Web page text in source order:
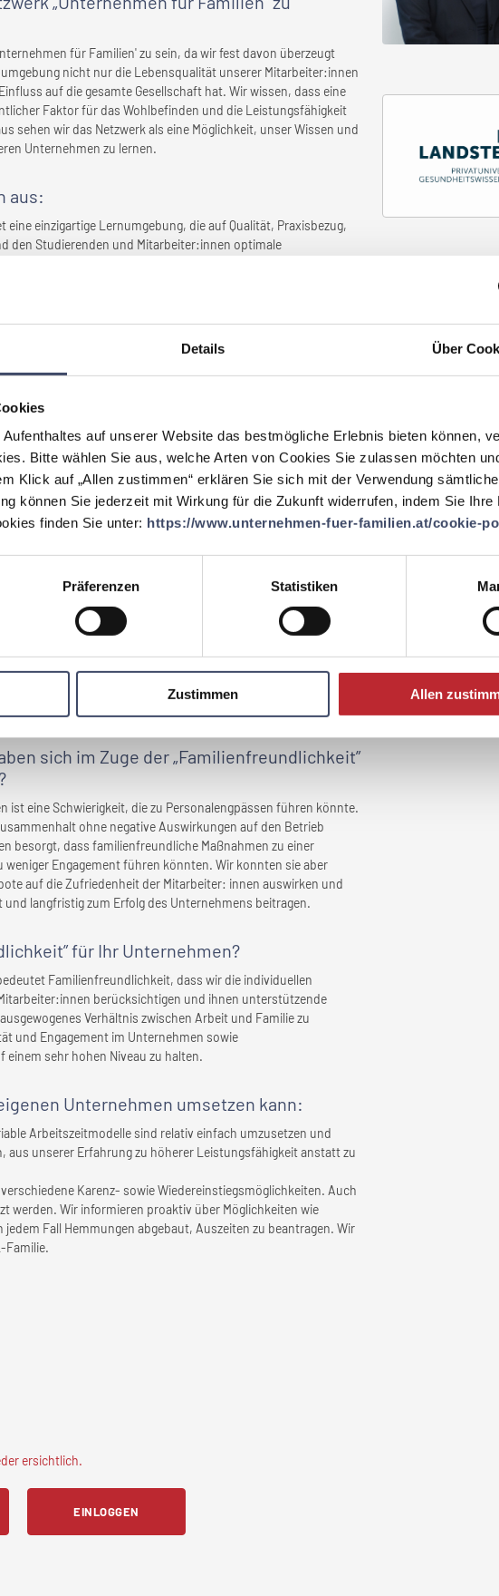
Details Über
auf unserer Website das bestmögliche Erlebnis bieten können,
Bitte wählen Sie aus, welche Arten von Cookies Sie zulassen möchten
Klick auf „Allen zustimmen“ erklären Sie sich mit der Verwendung
können Sie jederzeit mit Wirkung für die Zukunft widerrufen, indem Sie Ihre
finden Sie unter: https://www.unternehmen-fuer-familien.at/cookie-
Präferenzen Statistiken
Zustimmen Allen
für Familien' zu sein, da wir fest davon überzeugt
nicht nur die Lebensqualität unserer Mitarbeiter:innen
auf die gesamte Gesellschaft hat. Wir wissen, dass eine
Faktor für das Wohlbefinden und die Leistungsfähigkeit
sehen wir das Netzwerk als eine Möglichkeit, unser Wissen und
Unternehmen zu lernen.
aus:
einzigartige Lernumgebung, die auf Qualität, Praxisbezug,
den Studierenden und Mitarbeiter:innen optimale
Entwicklung bietet. Nicht nur in den Bereichen Lehre
Innovation – auch in unserer Rolle als Arbeitgeberin. Wir
ernst und bieten ein sicheres, sinnstiftendes und
die
Arbeitszeitmodelle sehr individuell an die Bedürfnisse jeder
ist bezahlt. So ermöglichen wir Eltern Familie und Beruf
in fast allen Bereichen möglich, Wiedereinstiege werden
geplant. Anlassbezogene Sonderurlaubstage werden
Angebote werden aktiv an Mitarbeiter:innen
eine kostenlose Kinderbetreuung im Sommer an.
Ihr Unternehmendurch
unsere Mitarbeiter:innen höchstmotiviert - dies führt zu hoher
kinderlosen Mitarbeiter:innen gibt es Situationen in denen
Urlauben o.ä. kann das Arbeitsumfeld an die
bleibt Expert:innen-Know-How erhalten. Trotz unseres
Wiedereingliederungsmanagement die familiäre
dem Unternehmen erhalten.
sich im Zuge der „Familienfreundlichkeit”
ist eine Schwierigkeit, die zu Personalengpässen führen könnte.
ohne negative Auswirkungen auf den Betrieb
besorgt, dass familienfreundliche Maßnahmen zu einer
Engagement führen könnten. Wir konnten sie aber
auf die Zufriedenheit der Mitarbeiter: innen auswirken und
langfristig zum Erfolg des Unternehmens beitragen.
für Ihr Unternehmen?
Familienfreundlichkeit, dass wir die individuellen
berücksichtigen und ihnen unterstützende
Verhältnis zwischen Arbeit und Familie zu
und Engagement im Unternehmen sowie
sehr hohen Niveau zu halten.
Unternehmen umsetzen kann:
Arbeitszeitmodelle sind relativ einfach umzusetzen und
unserer Erfahrung zu höherer Leistungsfähigkeit anstatt zu
Karenz- sowie Wiedereinstiegsmöglichkeiten. Auch
werden. Wir informieren proaktiv über Möglichkeiten wie
Fall Hemmungen abgebaut, Auszeiten zu beantragen. Wir
Familie.
ersichtlich.
EINLOGGEN